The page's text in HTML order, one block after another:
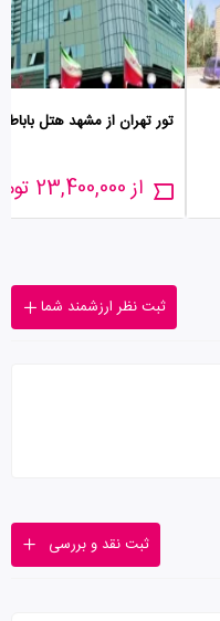
تور تهران از مشهد هتل
از 23,400,000 تومان
ثبت نظر ارزشمند شما
ثبت نقد و بررسی